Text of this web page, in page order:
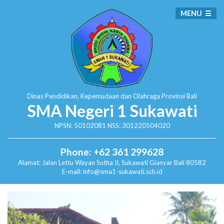
Dinas Pendidikan, Kepemudaan dan Olahraga Provinsi Bali
SMA Negeri 1 Sukawati
NPSN: 50102081 NSS: 301220504020
Phone: +62 361 299628
Alamat: Jalan Lettu Wayan Sutha II, SukawatiGianyar Bali 80582
E-mail: info@sma1-sukawati.sch.id
MENU